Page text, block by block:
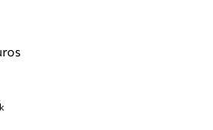
devoluções e mais.